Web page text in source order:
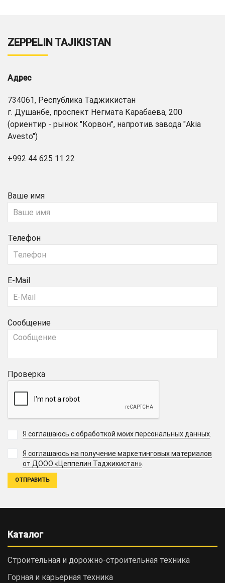
ZEPPELIN TAJIKISTAN
Адрес
734061, Республика Таджикистан
г. Душанбе, проспект Негмата Карабаева, 200
(ориентир - рынок "Корвон", напротив завода "Akia
Avesto")
+992 44 625 11 22
Ваше имя
Телефон
E-Mail
Сообщение
Проверка
Я соглашаюсь с обработкой моих персональных данных.
Я соглашаюсь на получение маркетинговых материалов
от ДООО «Цеппелин Таджикистан».
Каталог
Строительная и дорожно-cтроительная техника
Горная и карьерная техника